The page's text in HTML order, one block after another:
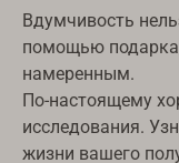
Вдумчивость
помощью
намеренным.
По-настоящему
исследования.
жизни вашего